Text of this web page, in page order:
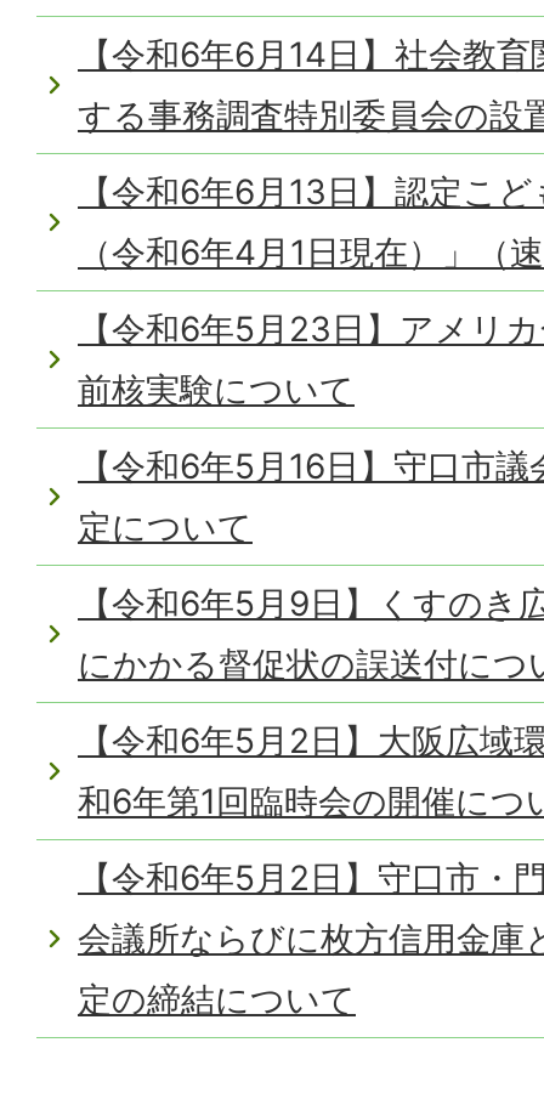
【令和6年6月14日】社会教
する事務調査特別委員会の設
【令和6年6月13日】認定こ
（令和6年4月1日現在）」（
【令和6年5月23日】アメリ
前核実験について
【令和6年5月16日】守口市
定について
【令和6年5月9日】くすのき
にかかる督促状の誤送付につ
【令和6年5月2日】大阪広域
和6年第1回臨時会の開催につ
【令和6年5月2日】守口市・
会議所ならびに枚方信用金庫
定の締結について